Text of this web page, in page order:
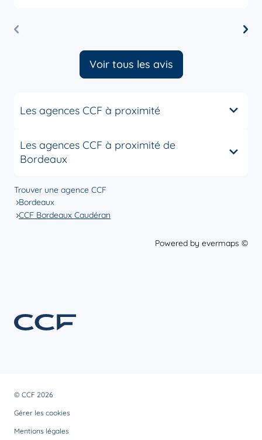
Voir tous les avis
Les agences CCF à proximité
Les agences CCF à proximité de
Bordeaux
Trouver une agence CCF
Bordeaux
CCF Bordeaux Caudéran
Powered by evermaps ©
© CCF 2026
Gérer les cookies
Mentions légales